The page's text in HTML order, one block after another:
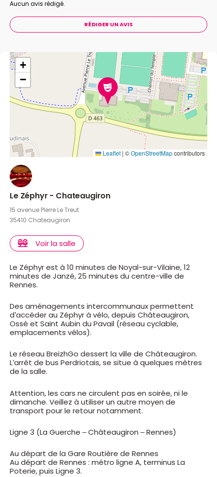
Aucun avis rédigé.
RÉDIGER UN AVIS
+
−
Leaflet | ©OpenStreetMapcontributors
Le Zéphyr - Chateaugiron
15 avenue PIerre Le Treut
35410 Chateaugiron
Voir la salle
Le Zéphyr est à 10 minutes de Noyal-sur-Vilaine, 12
minutes de Janzé, 25 minutes du centre-ville de
Rennes.
Des aménagements intercommunaux permettent
d’accéder au Zéphyr à vélo, depuis Châteaugiron,
Ossé et Saint Aubin du Pavail (réseau cyclable,
emplacements vélos).
Le réseau BreizhGo dessert la ville de Châteaugiron.
L’arrêt de bus Perdriotais, se situe à quelques mètres
de la salle.
Attention, les cars ne circulent pas en soirée, ni le
dimanche. Veillez à utiliser un autre moyen de
transport pour le retour notamment.
Ligne 3 (La Guerche – Châteaugiron – Rennes)
Au départ de la Gare Routière de Rennes
Au départ de Rennes : métro ligne A, terminus La
Poterie, puis Ligne 3.